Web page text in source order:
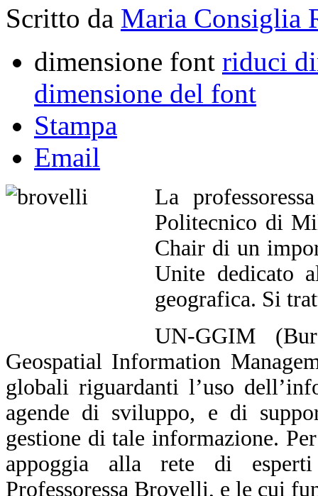
Scritto da Maria Consiglia
dimensione font riduci
dimensione del font
Stampa
Email
La
Politecnico di
Chair di un
Unite dedicato
geografica. Si
UN-GGIM
Geospatial Information
globali riguardanti l’uso
agende di sviluppo, e di
gestione di tale informazione.
appoggia alla rete di
Professoressa Brovelli, e le cui